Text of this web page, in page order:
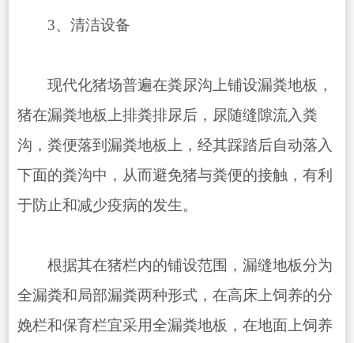
3、清洁设备
现代化猪场普遍在粪尿沟上铺设漏粪地板，
猪在漏粪地板上排粪排尿后，尿随缝隙流入粪
沟，粪便落到漏粪地板上，经其踩踏后自动落入
下面的粪沟中，从而避免猪与粪便的接触，有利
于防止和减少疫病的发生。
根据其在猪栏内的铺设范围，漏缝地板分为
全漏粪和局部漏粪两种形式，在高床上饲养的分
娩栏和保育栏宜采用全漏粪地板，在地面上饲养